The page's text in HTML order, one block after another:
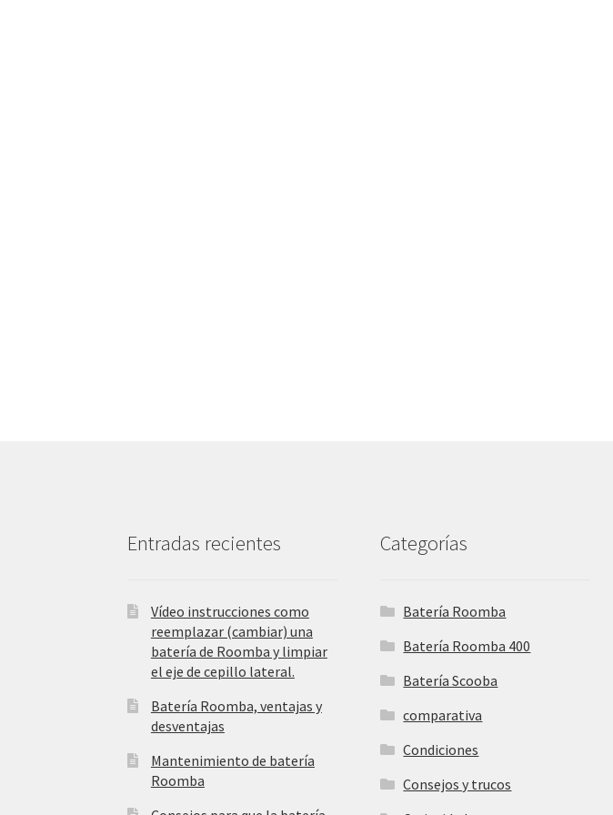
Entradas recientes
Vídeo instrucciones como
reemplazar (cambiar) una
batería de Roomba y limpiar
el eje de cepillo lateral.
Batería Roomba, ventajas y
desventajas
Mantenimiento de batería
Roomba
Categorías
Batería Roomba
Batería Roomba 400
Batería Scooba
comparativa
Condiciones
Consejos y trucos